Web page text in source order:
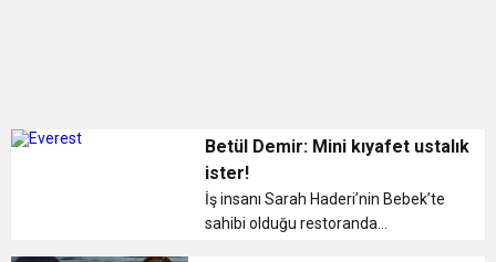
Betül Demir: Mini kıyafet ustalık
ister!
İş insanı Sarah Haderi’nin Bebek’te
sahibi olduğu restoranda